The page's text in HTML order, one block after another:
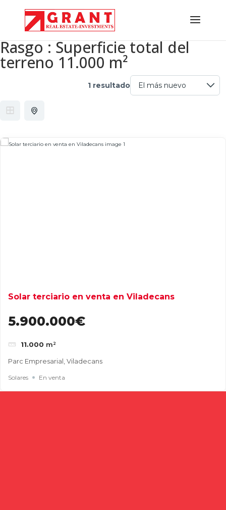
Rasgo :Superficie total del
terreno 11.000 m²
1 resultado
Solar terciario en venta en Viladecans
5.900.000€
11.000 m²
Parc Empresarial, Viladecans
Solares En venta